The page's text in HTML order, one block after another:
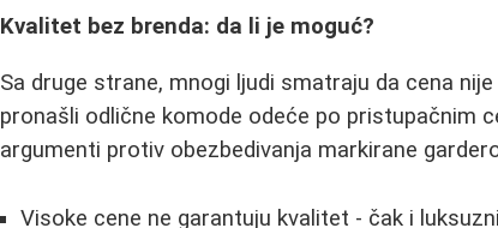
Kvalitet bez brenda: da li je moguć?
Sa druge strane, mnogi ljudi smatraju da cena
pronašli odlične komode odeće po pristupačnim
argumenti protiv obezbedivanja markirane
Visoke cene ne garantuju kvalitet - čak i